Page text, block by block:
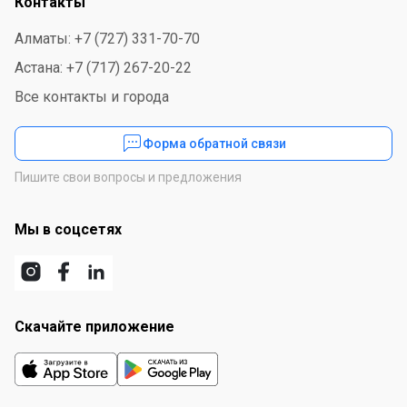
Алматы: +7 (727) 331-70-70
Астана: +7 (717) 267-20-22
Все контакты и города
Форма обратной связи
Пишите свои вопросы и предложения
Мы в соцсетях
Скачайте приложение